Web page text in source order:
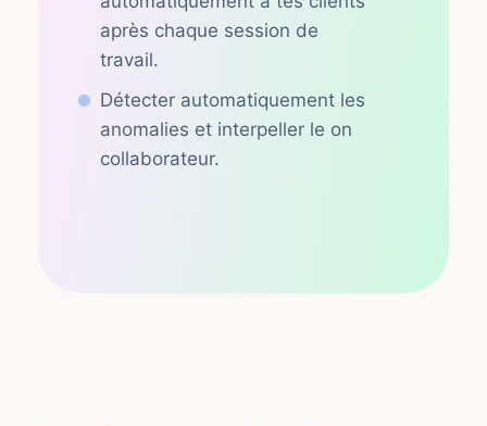
après chaque session de
travail.
Détecter automatiquement les
anomalies et interpeller le on
collaborateur.